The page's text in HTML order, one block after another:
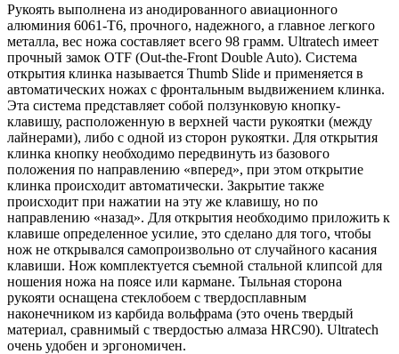
Рукоять выполнена из анодированного авиационного
алюминия 6061-T6, прочного, надежного, а главное легкого
металла, вес ножа составляет всего 98 грамм. Ultratech имеет
прочный замок OTF (Out-the-Front Double Auto). Система
открытия клинка называется Thumb Slide и применяется в
автоматических ножах с фронтальным выдвижением клинка.
Эта система представляет собой ползунковую кнопку-
клавишу, расположенную в верхней части рукоятки (между
лайнерами), либо с одной из сторон рукоятки. Для открытия
клинка кнопку необходимо передвинуть из базового
положения по направлению «вперед», при этом открытие
клинка происходит автоматически. Закрытие также
происходит при нажатии на эту же клавишу, но по
направлению «назад». Для открытия необходимо приложить к
клавише определенное усилие, это сделано для того, чтобы
нож не открывался самопроизвольно от случайного касания
клавиши. Нож комплектуется съемной стальной клипсой для
ношения ножа на поясе или кармане. Тыльная сторона
рукояти оснащена стеклобоем с твердосплавным
наконечником из карбида вольфрама (это очень твердый
материал, сравнимый с твердостью алмаза HRC90). Ultratech
очень удобен и эргономичен.